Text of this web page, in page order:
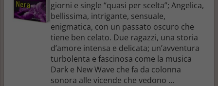
giorni e single “quasi per scelta”; Angelica,
bellissima, intrigante, sensuale,
enigmatica, con un passato oscuro che
tiene ben celato. Due ragazzi, una storia
d’amore intensa e delicata; un’avventura
turbolenta e fascinosa come la musica
Dark e New Wave che fa da colonna
sonora alle vicende che vedono ...